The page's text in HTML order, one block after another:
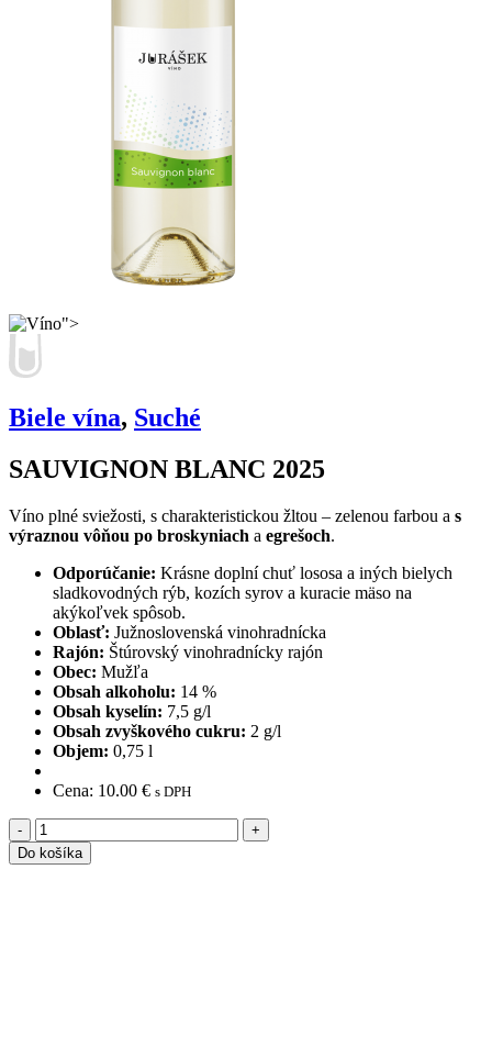
">
Biele vína, Suché
SAUVIGNON BLANC 2025
Víno plné sviežosti, s charakteristickou žltou – zelenou farbou a s
výraznou vôňou po broskyniach a egrešoch.
Odporúčanie: Krásne doplní chuť lososa a iných bielych
sladkovodných rýb, kozích syrov a kuracie mäso na
akýkoľvek spôsob.
Oblasť: Južnoslovenská vinohradnícka
Rajón: Štúrovský vinohradnícky rajón
Obec: Mužľa
Obsah alkoholu: 14 %
Obsah kyselín: 7,5 g/l
Obsah zvyškového cukru: 2 g/l
Objem: 0,75 l
Cena: 10.00 € s DPH
-
+
Do košíka